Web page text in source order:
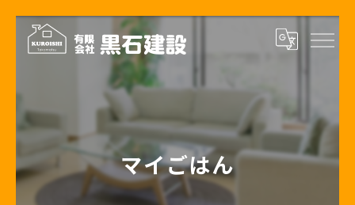
マイごはん